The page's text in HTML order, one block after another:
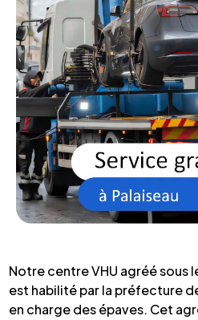
Notre centre VHU agréé sous
est habilité par la préfecture
en charge des épaves. Cet